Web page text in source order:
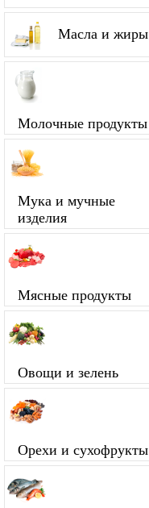
Масла и жиры
Молочные продукты
Мука и мучные
изделия
Мясные продукты
Овощи и зелень
Орехи и сухофрукты